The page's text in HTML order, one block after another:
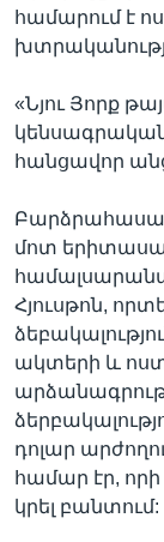
համարում է
«Նյու Յորք
կենսագրական
հանցավոր
մոտ
Հյուսթոն,
ակտերի և
դոլար
համար էր,
կրել բանտում: